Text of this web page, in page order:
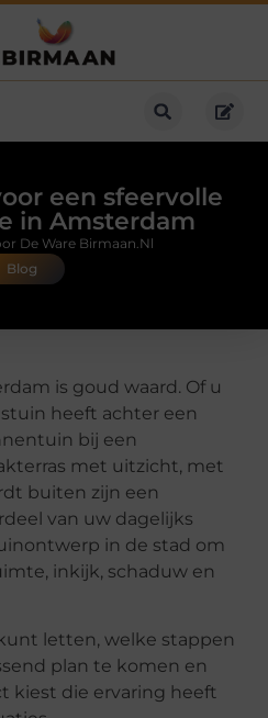
een sfeervolle
in Amsterdam
Blog
De Ware Birmaan.nl
is goud waard. Of u
heeft achter een
bij een
met uitzicht, met
buiten zijn een
van uw dagelijks
in de stad om
inkijk, schaduw en
letten, welke stappen
plan te komen en
kiest die ervaring heeft